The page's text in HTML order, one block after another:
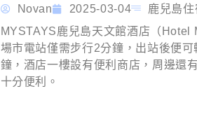
Novan 2025-03-04
鹿兒島住
MYSTAYS鹿兒島天文館酒店（
場市電站僅需步行2分鐘，出站後便
鐘，酒店一樓設有便利商店，周邊還
十分便利。